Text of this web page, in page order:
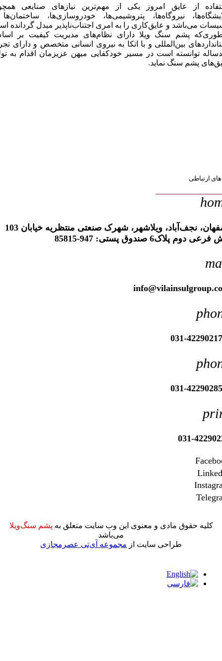
از عایق امروز یکی از مهم‌ترین نیازهای صنایعی همچون
نیروگاه‌ها، پتروشیمی‌ها، خودروسازی‌ها، ساختمان‌ها و
می‌باشد و عایق‌کاری را به امری اجتناب‌ناپذیر مبدل گردانده است
پشم سنگ ویلا دارای نظام‌های مدیریت کیفیت بر اساس
بین‌المللی و با اتکا به نیروی انسانی متخصص و دارای تجربه
توانسته است در مسیر خودکفایی میهن عزیزمان اقدام به تولید
پشم سنگ نماید.
اصفهان، نجف‌آباد، ویلاشهر، شهرک صنعتی منتظریه خیابان 103
پلاک6 صندوق پستی:‌ 947-85815
031-
031-
031-
حقوق مادی و معنوی اين وب سايت متعلق بهپشم سنگ‌ویلا
می‌باشد
طراحی سايت ازمجموعه آی‌تی عصرمجازی